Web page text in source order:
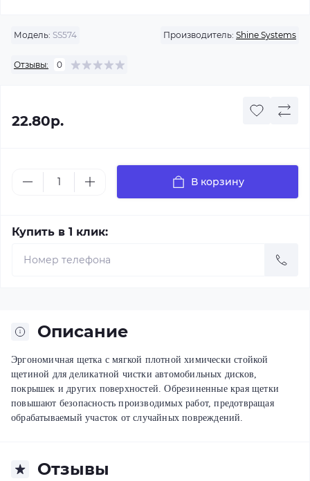
Модель: SS574 Производитель: Shine Systems
Отзывы: 0
22.80р.
В корзину
Купить в 1 клик:
Описание
Эргономичная щетка с мягкой плотной химически стойкой
щетиной для деликатной чистки автомобильных дисков,
покрышек и других поверхностей. Обрезиненные края щетки
повышают безопасность производимых работ, предотвращая
обрабатываемый участок от случайных повреждений.
Отзывы